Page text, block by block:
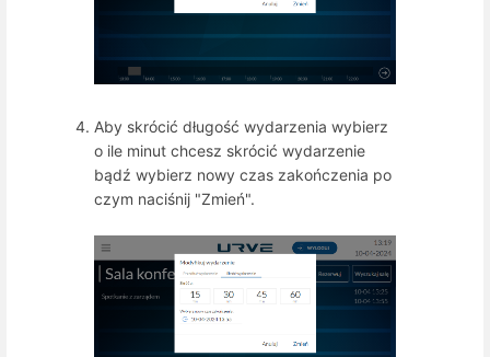
Aby skrócić długość wydarzenia wybierz
o ile minut chcesz skrócić wydarzenie
bądź wybierz nowy czas zakończenia po
czym naciśnij "Zmień".